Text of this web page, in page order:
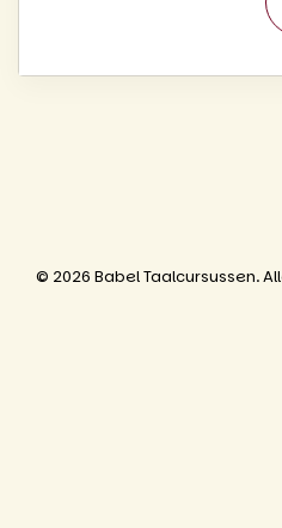
© 2026 Babel Taalcursussen.